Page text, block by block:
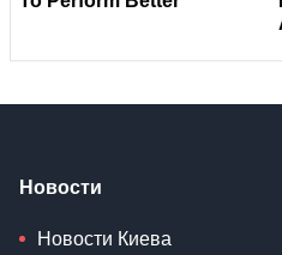
Новости
Новости Киева